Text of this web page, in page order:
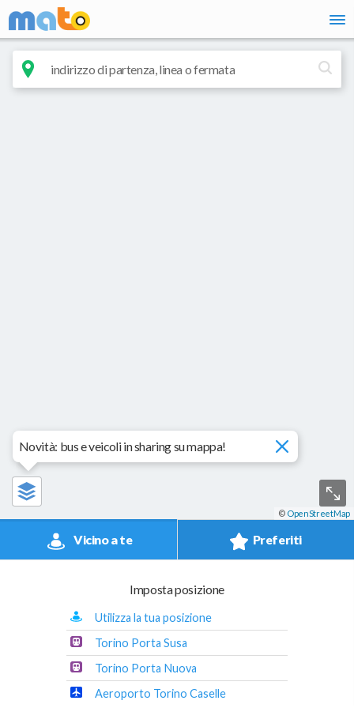
vai al contenuto
© OpenStreetMap
There are 0 Suggestions available
Novità: bus e veicoli in sharing su mappa!
Vicino a te Preferiti
Imposta posizione
Utilizza la tua posizione
Torino Porta Susa
Torino Porta Nuova
Aeroporto Torino Caselle